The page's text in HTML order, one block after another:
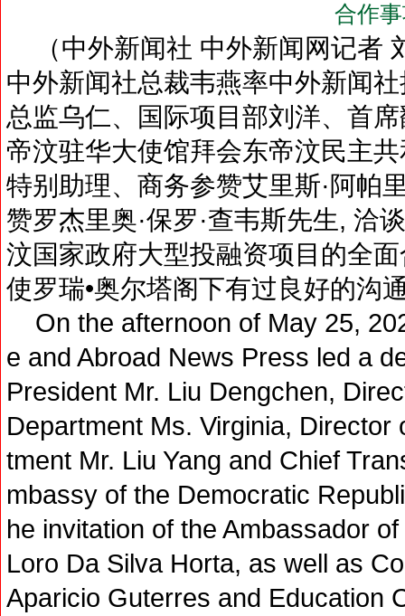
合作
（中外新闻社 中外新闻网记者
中外新闻社总裁韦燕率中外新闻
总监乌仁、国际项目部刘洋、首
帝汶驻华大使馆拜会东帝汶民主
特别助理、商务参赞艾里斯·阿帕
赞罗杰里奥·保罗·查韦斯先生, 洽
汶国家政府大型投融资项目的全
使罗瑞•奥尔塔阁下有过良好的沟
On the afternoon of May 25,
e and Abroad News Press led a
President Mr. Liu Dengchen,
Department Ms. Virginia,
tment Mr. Liu Yang and Chief
mbassy of the Democratic
he invitation of the Ambassador
Loro Da Silva Horta, as well as
Aparicio Guterres and Education